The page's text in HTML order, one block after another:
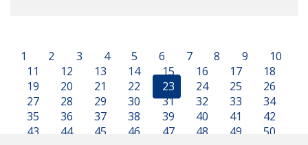
1 2 3 4 5 6 7 8 9
10
11
12 13 14 15 16 17
18
19
20 21 22 23 24 25
26
27
28 29 30 31 32 33
34
35
36 37 38 39 40 41
42
43
44 45 46 47 48 49 50